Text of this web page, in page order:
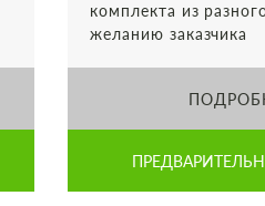
комплекта из
желанию заказчика